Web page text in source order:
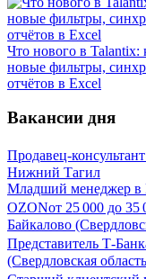
Что нового в Talantix:
новые фильтры,
отчётов в Excel
Вакансии дня
Продавец-
Нижний Тагил
Младший менеджер в
OZONот 25 000 до 35
Байкалово
Представитель Т-
(Свердловская